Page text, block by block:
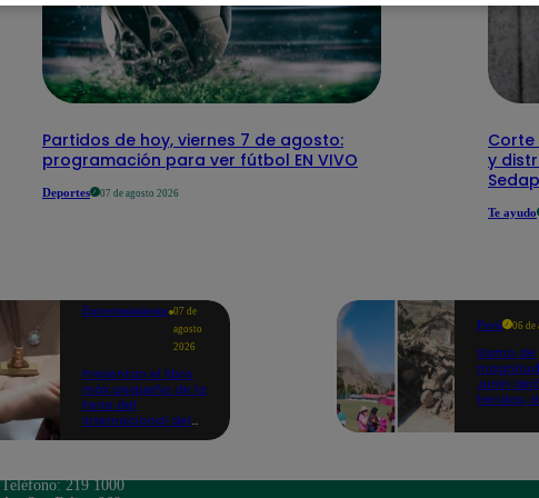
Partidos de hoy, viernes 7 de agosto:
programación para ver fútbol EN VIVO
Deportes 07 de agosto 2026
Corte
y
Te ayudo
Entretenimiento 07 de
agosto
2026
Presentan el libro
más pequeño de la
Feria del
Internacional del
Perú 06 de
Sismo de
Junín
heridos,
propició
Teléfono: 219 1000